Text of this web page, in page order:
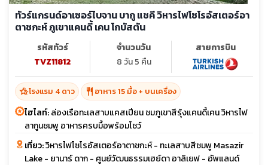
ทัวร์แกรนด์อาเซอร์ไบจาน บากู แชคี วิหารไฟโซโรอัสเตอร์อา
ตาชกะห์ ภูเขาแคนดี้ เคน โกบัสตัน
รหัสทัวร์
TVZ11812
จำนวนวัน
8 วัน 5 คืน
สายการบิน
hotel_classโรงแรม 4 ดาว restaurant อาหาร 15 มื้อ + บนเครื่อง
ไฮไลท์:ล่องเรือทะเลสาบแคสเปียน ชมภูเขาสีรุ้งแคนดี้เคน วิหารไฟ
ลากูนชมพู อาหารครบมื้อพร้อมโชว์
เที่ยว:วิหารไฟโซโรอัสเตอร์อาตาชกะห์ - ทะเลสาบสีชมพู Masazir
Lake - ยานาร์ ดาก - ศูนย์วัฒนธรรมเฮย์ดา อาลิเยฟ - อัพแลนด์